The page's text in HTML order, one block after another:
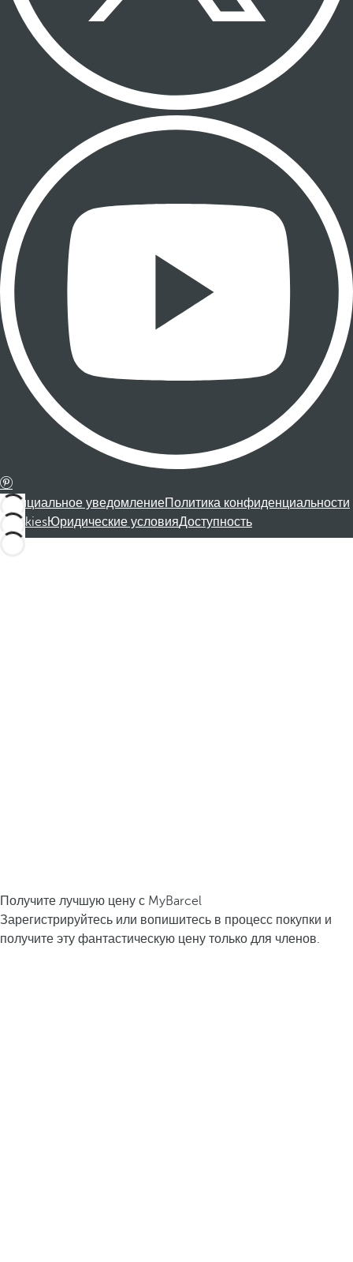
Официальное уведомлениеПолитика конфиденциальности
CookiesЮридические условияДоступность
Получите лучшую цену с MyBarcel
Зарегистрируйтесь или вопишитесь в процесс покупки и
получите эту фантастическую цену только для членов.